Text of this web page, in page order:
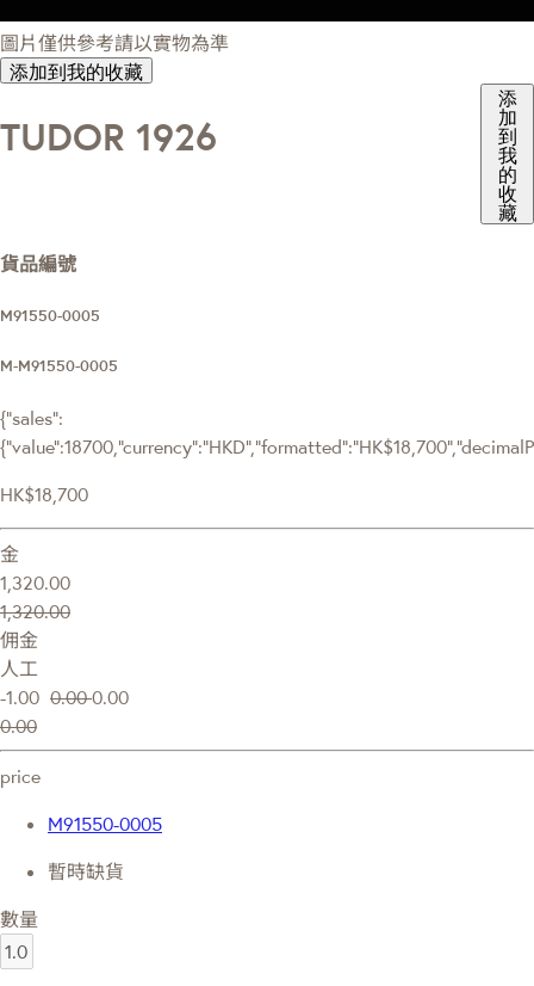
圖片僅供參考請以實物為準
添加到我的收藏
TUDOR 1926
添
加
到
我
的
收
藏
貨品編號
M91550-0005
M-M91550-0005
{"sales":
HK$18,700
金
1,320.00
1,320.00
佣金
人工
-1.00 0.000.00
0.00
price
M91550-0005
暫時缺貨
數量